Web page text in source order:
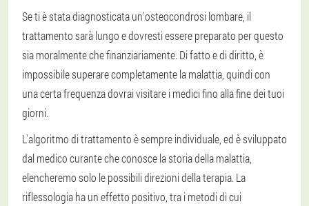
Se ti è stata diagnosticata un'osteocondrosi lombare, il
trattamento sarà lungo e dovresti essere preparato per questo
sia moralmente che finanziariamente. Di fatto e di diritto, è
impossibile superare completamente la malattia, quindi con
una certa frequenza dovrai visitare i medici fino alla fine dei tuoi
giorni.
L'algoritmo di trattamento è sempre individuale, ed è sviluppato
dal medico curante che conosce la storia della malattia,
elencheremo solo le possibili direzioni della terapia. La
riflessologia ha un effetto positivo, tra i metodi di cui